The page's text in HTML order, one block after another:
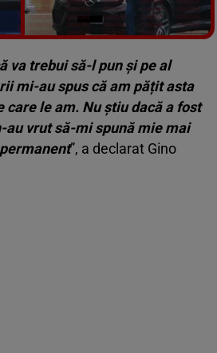
Vezi galeria foto
7 poze
va trebui să-l pun și pe al
mi-au spus că am pățit asta
le am. Nu știu dacă a fost
vrut să-mi spună mie mai
”, a declarat Gino